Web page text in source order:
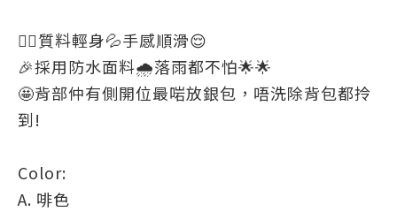
👍🏻質料輕身💦手感順滑😌
🎉採用防水面料🌧落雨都不怕🌟🌟
🤩背部仲有側開位最啱放銀包，唔洗除背包都拎
到!
Color:
A. 啡色